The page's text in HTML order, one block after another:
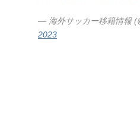
— 海外サッカー移籍情報
2023